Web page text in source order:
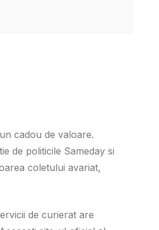
cadou de valoare.
de politicile Sameday si
coletului avariat,
de curierat are